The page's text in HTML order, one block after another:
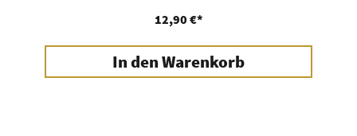
12,90 €*
In den Warenkorb